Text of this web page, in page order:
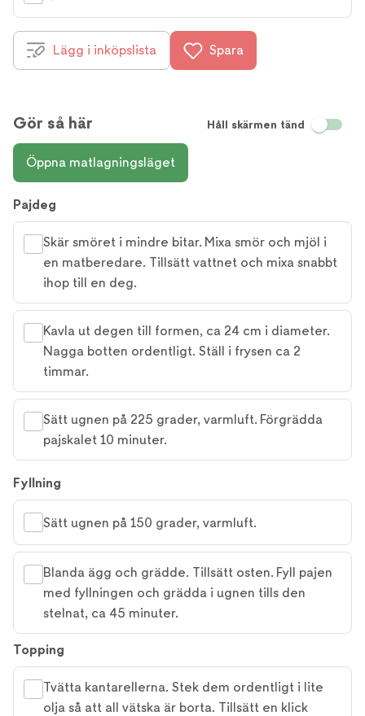
Lägg i inköpslista Spara
Gör så här Håll skärmen tänd
Öppna matlagningsläget
Pajdeg
Skär smöret i mindre bitar. Mixa smör och mjöl i
en matberedare. Tillsätt vattnet och mixa snabbt
ihop till en deg.
Kavla ut degen till formen, ca 24 cm i diameter.
Nagga botten ordentligt. Ställ i frysen ca 2
timmar.
Sätt ugnen på 225 grader, varmluft. Förgrädda
pajskalet 10 minuter.
Fyllning
Sätt ugnen på 150 grader, varmluft.
Blanda ägg och grädde. Tillsätt osten. Fyll pajen
med fyllningen och grädda i ugnen tills den
stelnat, ca 45 minuter.
Topping
Tvätta kantarellerna. Stek dem ordentligt i lite
olja så att all vätska är borta. Tillsätt en klick